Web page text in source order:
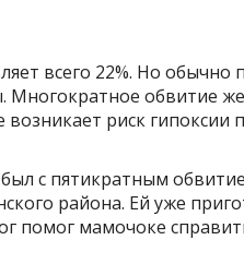
всего 22%. Но обычно
Многократное обвитие
возникает риск гипоксии
с пятикратным
района. Ей уже
помог мамочоке